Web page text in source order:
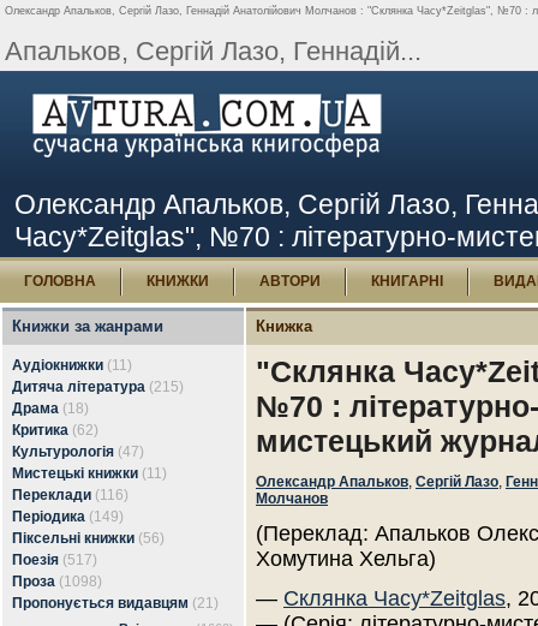
Олександр Апальков, Сергій Лазо, Геннадій Анатолійович Молчанов : "Склянка Часу*Zeitglas", №70 :
Апальков, Сергій Лазо, Геннадій...
Олександр Апальков, Сергій Лазо,
Часу*Zeitglas", №70 : літературно-
ГОЛОВНА КНИЖКИ АВТОРИ КНИГАРНІ
Книжки за жанрами
Аудіокнижки (11)
Дитяча література (215)
Драма (18)
Критика (62)
Культурологія (47)
Мистецькі книжки (11)
Переклади (116)
Періодика (149)
Піксельні книжки (56)
Поезія (517)
Проза (1098)
Пропонується видавцям (21)
Книжка
"Склянка
№70 : літературно-
мистецький
Олександр Апальков, Сергій Лазо,
Молчанов
(Переклад: Апальков
Хомутина Хельга)
— Склянка Часу*Zeitglas,